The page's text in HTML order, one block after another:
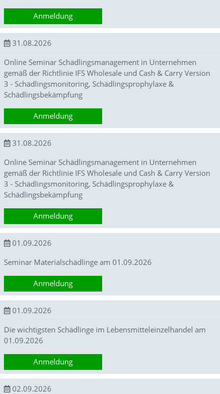
h
a
l
e
i
c
h
t
a
r
z
m
a
h
e
n
s
e
e
r
o
r
d
r
l
h
,
d
Anmeldung
31.08.2026
Online Seminar Schädlingsmanagement in Unternehmen
gemäß der Richtlinie IFS Wholesale und Cash & Carry Version
3 - Schädlingsmonitoring, Schädlingsprophylaxe &
Schädlingsbekämpfung
Anmeldung
31.08.2026
Online Seminar Schädlingsmanagement in Unternehmen
gemäß der Richtlinie IFS Wholesale und Cash & Carry Version
3 - Schädlingsmonitoring, Schädlingsprophylaxe &
Schädlingsbekämpfung
Anmeldung
01.09.2026
Seminar Materialschädlinge am 01.09.2026
Anmeldung
01.09.2026
Die wichtigsten Schädlinge im Lebensmitteleinzelhandel am
01.09.2026
Anmeldung
02.09.2026